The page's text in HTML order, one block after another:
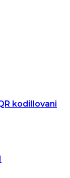
Ilovani